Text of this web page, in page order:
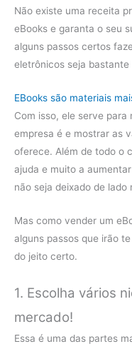
Não existe uma receita
eBooks e garanta o seu
alguns passos certos
eletrônicos seja
EBooks são materiais
Com isso, ele serve para
empresa é e mostrar as
oferece. Além de todo o
ajuda e muito a
não seja deixado de
Mas como vender um
alguns passos que irão
do jeito certo.
1. Escolha vários
mercado!
Essa é uma das partes